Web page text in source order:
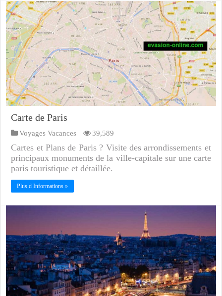
Carte de Paris
Voyages Vacances 39,589
Cartes et Plans de Paris ? Visite des arrondissements et
principaux monuments de la ville-capitale sur une carte
paris touristique et détaillée.
Plus d Informations »